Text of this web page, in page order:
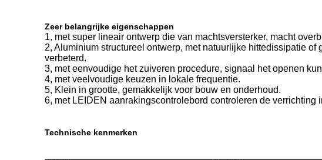
Zeer belangrijke eigenschappen
1, met super lineair ontwerp die van machtsversterker, macht
2, Aluminium structureel ontwerp, met natuurlijke hittedissipatie
verbeterd.
3, met eenvoudige het zuiveren procedure, signaal het openen
4, met veelvoudige keuzen in lokale frequentie.
5, Klein in grootte, gemakkelijk voor bouw en onderhoud.
6, met LEIDEN aanrakingscontrolebord controleren de verrichting
Technische kenmerken